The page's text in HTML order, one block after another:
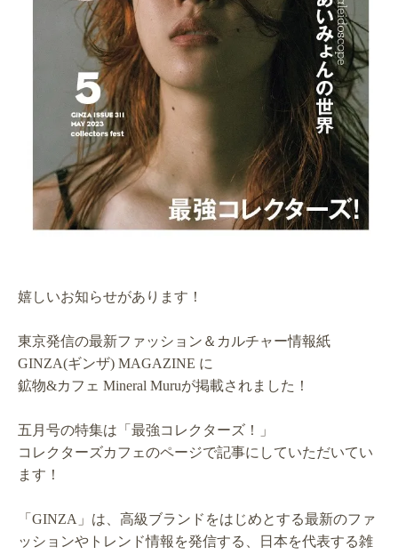
嬉しいお知らせがあります！
東京発信の最新ファッション＆カルチャー情報紙
GINZA(ギンザ) MAGAZINE に
鉱物&カフェ Mineral Muruが掲載されました！
五月号の特集は「最強コレクターズ！」
コレクターズカフェのページで記事にしていただいてい
ます！
「GINZA」は、高級ブランドをはじめとする最新のファ
ッションやトレンド情報を発信する、日本を代表する雑